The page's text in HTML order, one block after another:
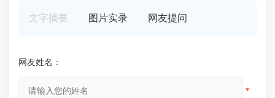
文字摘要 图片实录 网友提问
网友姓名：
*